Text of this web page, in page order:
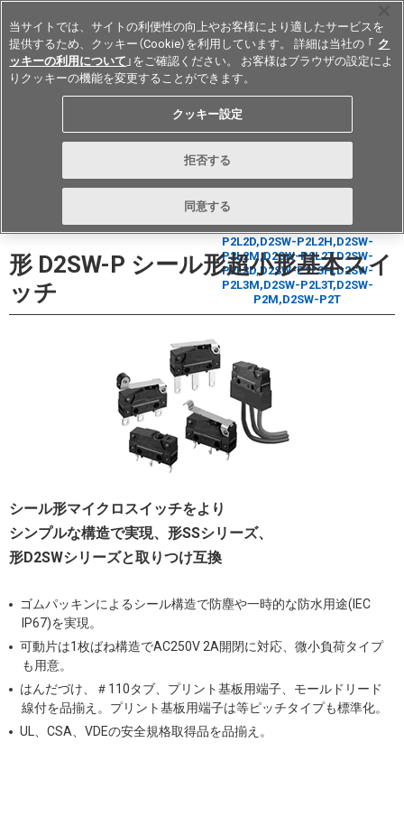
Japan
お問い合わせ
形 D2SW-P シール形超小形基本スイ
ッチ
シール形マイクロスイッチをより
シンプルな構造で実現、形SSシリーズ、
形D2SWシリーズと取りつけ互換
ゴムパッキンによるシール構造で防塵や一時的な防水用途(IEC
IP67)を実現。
可動片は1枚ばね構造でAC250V 2A開閉に対応、微小負荷タイプ
も用意。
はんだづけ、＃110タブ、プリント基板用端子、モールドリード
線付を品揃え。プリント基板用端子は等ピッチタイプも標準化。
UL、CSA、VDEの安全規格取得品を品揃え。
当サイトでは、サイトの利便性の向上やお客様により適したサービスを
提供するため、クッキー（Cookie）を利用しています。 詳細は当社の 「 ク
ッキーの利用について 」をご確認ください。 お客様はブラウザの設定によ
りクッキーの機能を変更することができます。
クッキー設定
拒否する
同意する